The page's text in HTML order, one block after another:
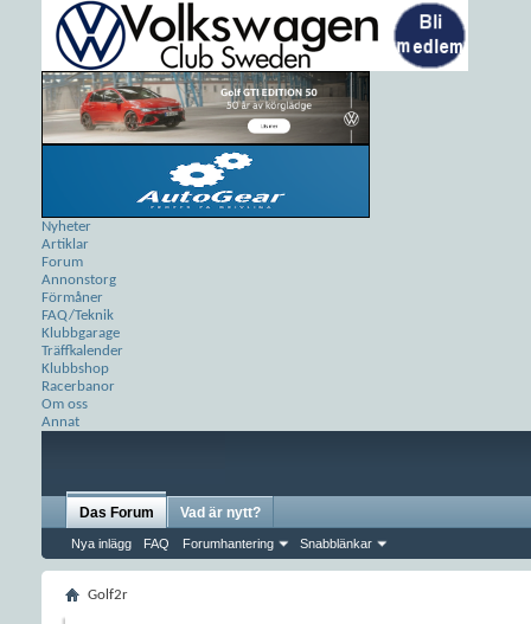
Nyheter
Artiklar
Forum
Annonstorg
Förmåner
FAQ/Teknik
Klubbgarage
Träffkalender
Klubbshop
Racerbanor
Om oss
Annat
Das Forum
Nya inlägg FAQ Forumhantering Snabblänkar
Vad är nytt?
Golf2r